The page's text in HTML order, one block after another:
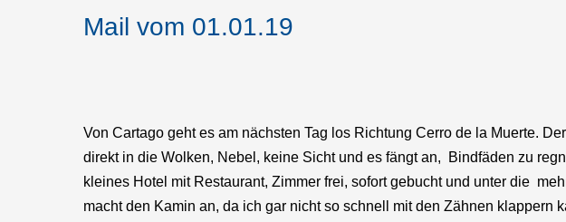
Mail vom 01.01.19
Von Cartago geht es am nächsten Tag los Richtung Cerro de la Muerte.
direkt in die Wolken, Nebel, keine Sicht und es fängt an, Bindfäden zu
kleines Hotel mit Restaurant, Zimmer frei, sofort gebucht und unter die
macht den Kamin an, da ich gar nicht so schnell mit den Zähnen klappern